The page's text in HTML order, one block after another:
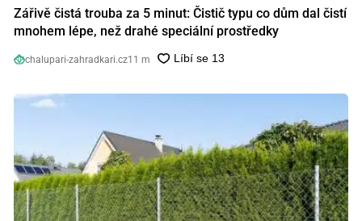
Zářivě čistá trouba za 5 minut: Čistič typu co dům dal čistí
mnohem lépe, než drahé speciální prostředky
chalupari-zahradkari.cz11 m